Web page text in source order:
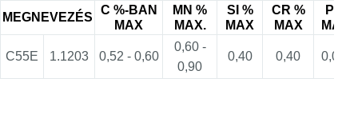
MEGNEVEZÉS
C %-BAN
MAX
MN %
MAX.
SI %
MAX
CR %
MAX
P %
MAX.
C55E 1.1203 0,52 - 0,60
0,60 -
0,90
0,40 0,40 0,035